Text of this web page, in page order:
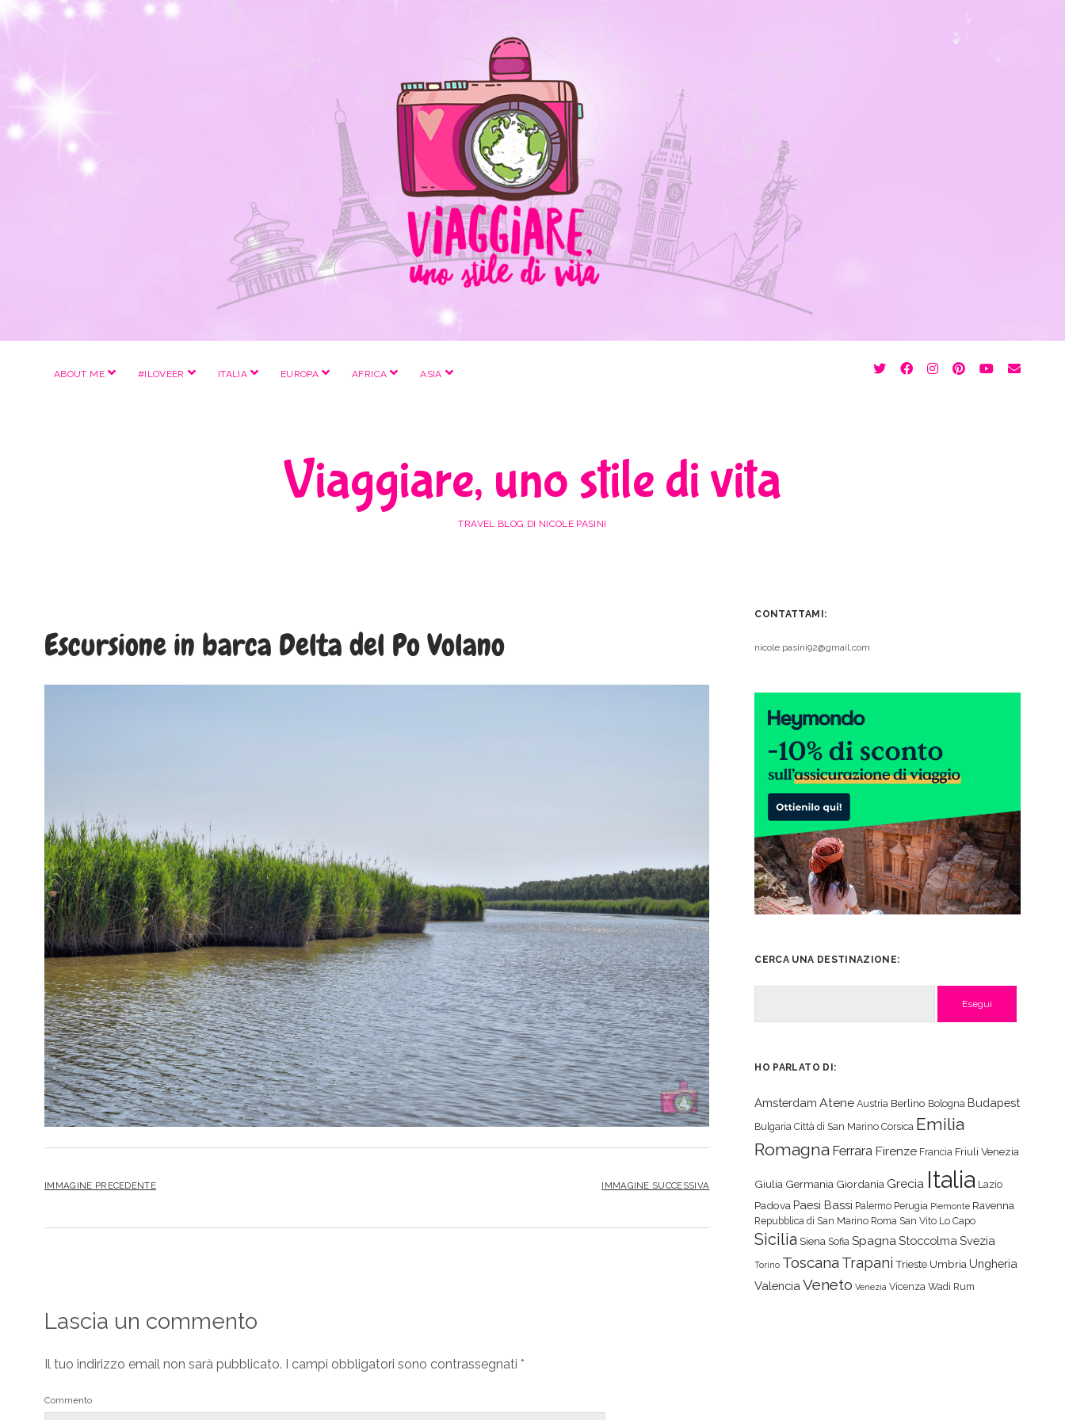
ABOUT ME apri
#ILOVEER apri
ITALIA apri
EUROPA apri
AFRICA apri
ASIA apri
twitterfacebookinstagram
pinterest
youtube
email
Viaggiare, uno stile di vita
TRAVEL BLOG DI NICOLE PASINI
Escursione in barca Delta del Po Volano
IMMAGINE PRECEDENTE IMMAGINE SUCCESSIVA
Lascia un commento
Il tuo indirizzo email non sarà pubblicato. I campi obbligatori sono contrassegnati *
Commento
CONTATTAMI:
nicole.pasini92@gmail.com
CERCA UNA DESTINAZIONE:
HO PARLATO DI:
Amsterdam Atene Austria Berlino Bologna Budapest
Bulgaria Città di San Marino Corsica Emilia
Romagna Ferrara Firenze Francia Friuli Venezia
Giulia Germania Giordania Grecia Italia Lazio
Padova Paesi Bassi Palermo Perugia Piemonte Ravenna
Repubblica di San Marino Roma San Vito Lo Capo
Sicilia Siena Sofia SpagnaStoccolma Svezia
Torino Toscana Trapani Trieste Umbria Ungheria
Valencia Veneto Venezia Vicenza Wadi Rum